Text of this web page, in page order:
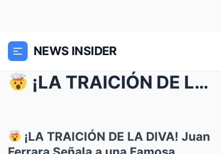
NEWS INSIDER
¡LA TRAICIÓN DE LA DIVA! Juan Ferrara Señala a u...
¡LA TRAICIÓN DE LA DIVA! Juan